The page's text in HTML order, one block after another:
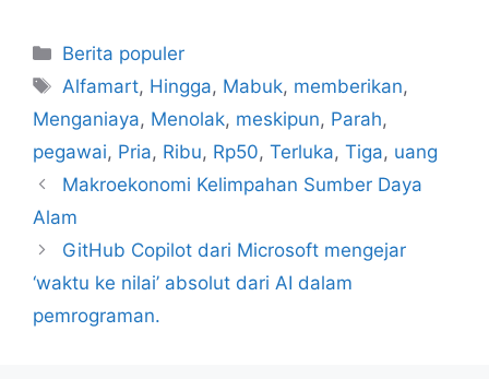
Kategori
Berita populer
Tag
Alfamart, Hingga, Mabuk, memberikan,
Menganiaya, Menolak, meskipun, Parah,
pegawai, Pria, Ribu, Rp50, Terluka, Tiga, uang
Makroekonomi Kelimpahan Sumber Daya
Alam
GitHub Copilot dari Microsoft mengejar
‘waktu ke nilai’ absolut dari AI dalam
pemrograman.